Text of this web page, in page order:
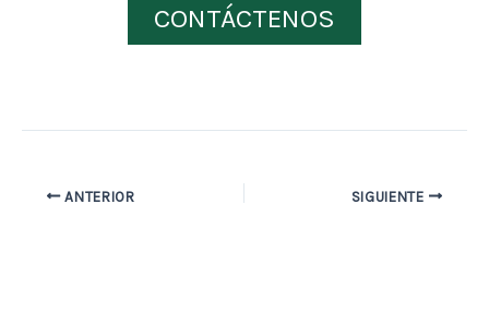
CONTÁCTENOS
ANTERIOR SIGUIENTE